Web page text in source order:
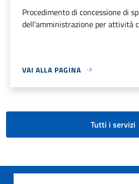
Procedimento di concessione di
dell'amministrazione per attività
VAI ALLA PAGINA
Tutti i servizi